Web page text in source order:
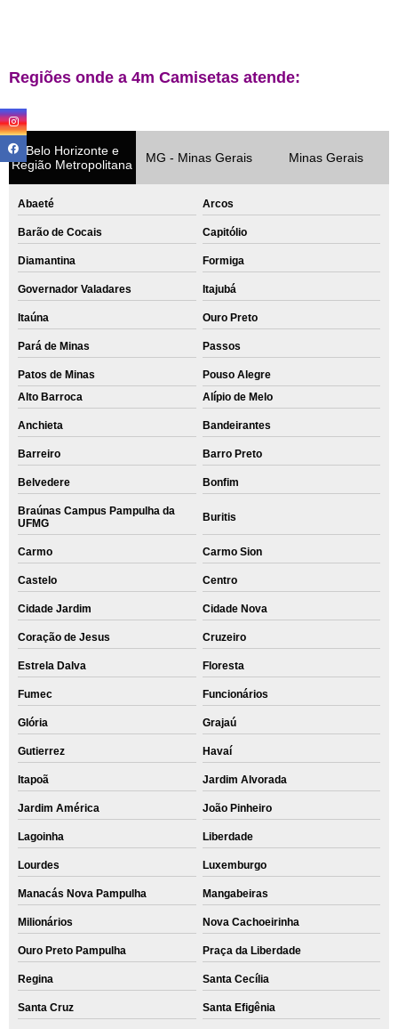
Regiões onde a 4m Camisetas atende:
Belo Horizonte e
Região Metropolitana
MG - Minas Gerais Minas Gerais
Abaeté Arcos
Barão de Cocais Capitólio
Diamantina Formiga
Governador Valadares Itajubá
Itaúna Ouro Preto
Pará de Minas Passos
Patos de Minas
Pouso Alegre
Alto Barroca
Alípio de Melo
Anchieta Bandeirantes
Barreiro Barro Preto
Belvedere Bonfim
Braúnas Campus Pampulha da
UFMG
Buritis
Carmo Carmo Sion
Castelo Centro
Cidade Jardim Cidade Nova
Coração de Jesus Cruzeiro
Estrela Dalva Floresta
Fumec Funcionários
Glória Grajaú
Gutierrez Havaí
Itapoã Jardim Alvorada
Jardim América João Pinheiro
Lagoinha Liberdade
Lourdes Luxemburgo
Manacás Nova Pampulha Mangabeiras
Milionários Nova Cachoeirinha
Ouro Preto Pampulha Praça da Liberdade
Regina Santa Cecília
Santa Cruz Santa Efigênia